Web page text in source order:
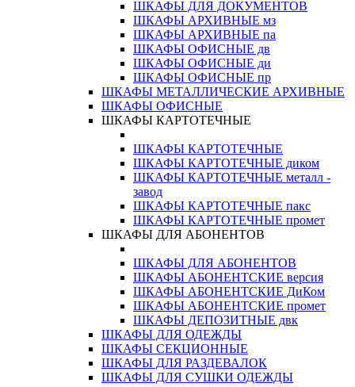
ШКАФЫ ДЛЯ ДОКУМЕНТОВ
ШКАФЫ АРХИВНЫЕ мз
ШКАФЫ АРХИВНЫЕ па
ШКАФЫ ОФИСНЫЕ дв
ШКАФЫ ОФИСНЫЕ ди
ШКАФЫ ОФИСНЫЕ пр
ШКАФЫ МЕТАЛЛИЧЕСКИЕ АРХИВНЫЕ
ШКАФЫ ОФИСНЫЕ
ШКАФЫ КАРТОТЕЧНЫЕ
ШКАФЫ КАРТОТЕЧНЫЕ
ШКАФЫ КАРТОТЕЧНЫЕ диком
ШКАФЫ КАРТОТЕЧНЫЕ металл -
завод
ШКАФЫ КАРТОТЕЧНЫЕ пакс
ШКАФЫ КАРТОТЕЧНЫЕ промет
ШКАФЫ ДЛЯ АБОНЕНТОВ
ШКАФЫ ДЛЯ АБОНЕНТОВ
ШКАФЫ АБОНЕНТСКИЕ версия
ШКАФЫ АБОНЕНТСКИЕ ДиКом
ШКАФЫ АБОНЕНТСКИЕ промет
ШКАФЫ ДЕПОЗИТНЫЕ двк
ШКАФЫ ДЛЯ ОДЕЖДЫ
ШКАФЫ СЕКЦИОННЫЕ
ШКАФЫ ДЛЯ РАЗДЕВАЛОК
ШКАФЫ ДЛЯ СУШКИ ОДЕЖДЫ